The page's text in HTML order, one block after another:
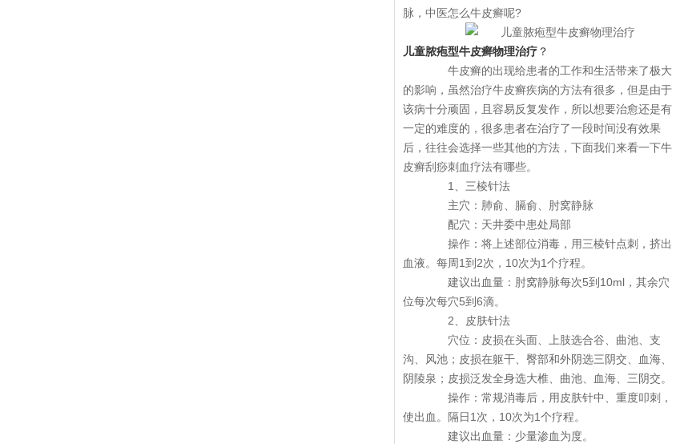
脉，中医怎么牛皮癣呢?
儿童脓疱型牛皮癣物理治疗 ？
牛皮癣的出现给患者的工作和生活带来了极大
的影响，虽然治疗牛皮癣疾病的方法有很多，但是由于
该病十分顽固，且容易反复发作，所以想要治愈还是有
一定的难度的，很多患者在治疗了一段时间没有效果
后，往往会选择一些其他的方法，下面我们来看一下牛
皮癣刮痧刺血疗法有哪些。
1、三棱针法
主穴：肺俞、膈俞、肘窝静脉
配穴：天井委中患处局部
操作：将上述部位消毒，用三棱针点刺，挤出
血液。每周1到2次，10次为1个疗程。
建议出血量：肘窝静脉每次5到10ml，其余穴
位每次每穴5到6滴。
2、皮肤针法
穴位：皮损在头面、上肢选合谷、曲池、支
沟、风池；皮损在躯干、臀部和外阴选三阴交、血海、
阴陵泉；皮损泛发全身选大椎、曲池、血海、三阴交。
操作：常规消毒后，用皮肤针中、重度叩刺，
使出血。隔日1次，10次为1个疗程。
建议出血量：少量渗血为度。